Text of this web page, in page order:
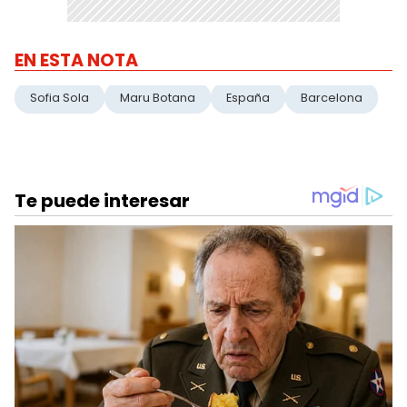
EN ESTA NOTA
Sofia Sola Maru Botana España Barcelona